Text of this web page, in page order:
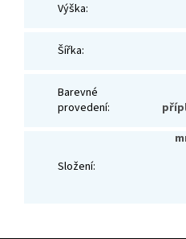
Výška:
Šířka:
Barevné
provedení:
Složení: